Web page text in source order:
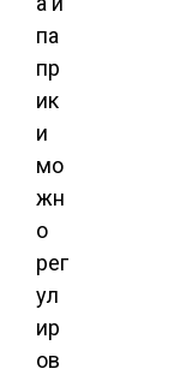
па
пр
ик
и
мо
жн
о
рег
ул
ир
ов